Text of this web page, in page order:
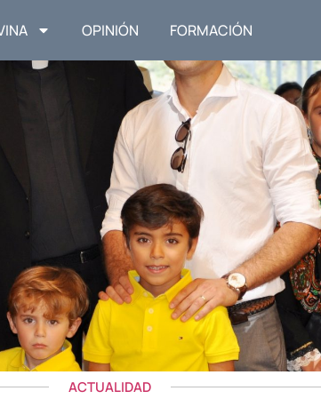
OPINIÓN FORMACIÓN
ACTUALIDAD